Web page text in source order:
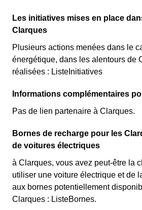
Les initiatives mises en place
Clarques
Plusieurs actions menées dans le
énergétique, dans les alentours de
réalisées : ListeInitiatives
Informations complémentaires
Pas de lien partenaire à Clarques.
Bornes de recharge pour les
de voitures électriques
à Clarques, vous avez peut-être la
utiliser une voiture électrique et de
aux bornes potentiellement
Clarques : ListeBornes.